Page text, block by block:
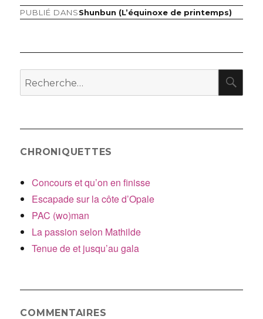
Navigation
l’article
PUBLIÉ DANSShunbun (L’équinoxe de printemps)
Recherche
pour
CHRONIQUETTES
Concours et qu’on en finisse
Escapade sur la côte d’Opale
PAC (wo)man
La passion selon Mathilde
Tenue de et jusqu’au gala
COMMENTAIRES